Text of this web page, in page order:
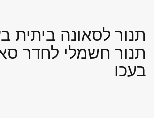
תנור לסאונה ביתית
תנור חשמלי לחדר
בעכו